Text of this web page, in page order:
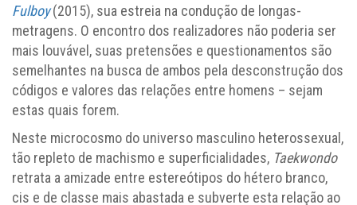
Fulboy(2015), sua estreia na condução de longas-
metragens. O encontro dos realizadores não poderia ser
mais louvável, suas pretensões e questionamentos são
semelhantes na busca de ambos pela desconstrução dos
códigos e valores das relações entre homens – sejam
estas quais forem.
Neste microcosmo do universo masculino heterossexual,
tão repleto de machismo e superficialidades, Taekwondo
retrata a amizade entre estereótipos do hétero branco,
cis e de classe mais abastada e subverte esta relação ao